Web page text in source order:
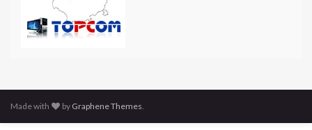
Made with by Graphene Themes